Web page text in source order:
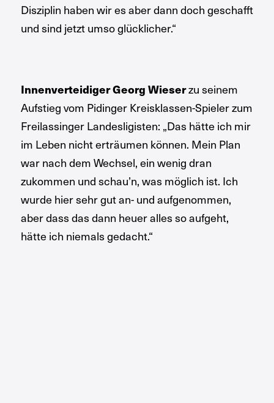
Disziplin haben wir es aber dann doch geschafft
und sind jetzt umso glücklicher.“
Innenverteidiger Georg Wieserzu seinem
Aufstieg vom Pidinger Kreisklassen-Spieler zum
Freilassinger Landesligisten: „Das hätte ich mir
im Leben nicht erträumen können. Mein Plan
war nach dem Wechsel, ein wenig dran
zukommen und schau’n, was möglich ist. Ich
wurde hier sehr gut an- und aufgenommen,
aber dass das dann heuer alles so aufgeht,
hätte ich niemals gedacht.“